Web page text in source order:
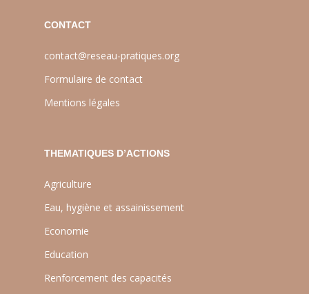
CONTACT
contact@reseau-pratiques.org
Formulaire de contact
Mentions légales
THEMATIQUES D’ACTIONS
Agriculture
Eau, hygiène et assainissement
Economie
Education
Renforcement des capacités